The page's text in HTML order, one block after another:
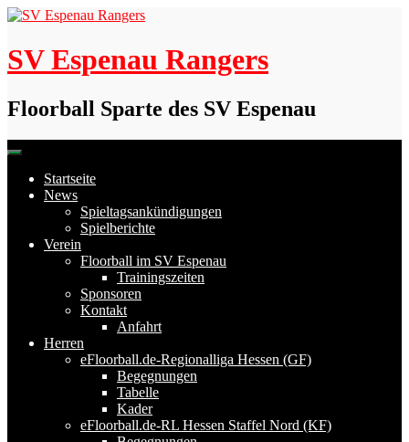
Skip
content
SV Espenau Rangers
Floorball Sparte des SV Espenau
Startseite
News
Spieltagsankündigungen
Spielberichte
Verein
Floorball im SV Espenau
Trainingszeiten
Sponsoren
Kontakt
Anfahrt
Herren
eFloorball.de-Regionalliga Hessen (GF)
Begegnungen
Tabelle
Kader
eFloorball.de-RL Hessen Staffel Nord (KF)